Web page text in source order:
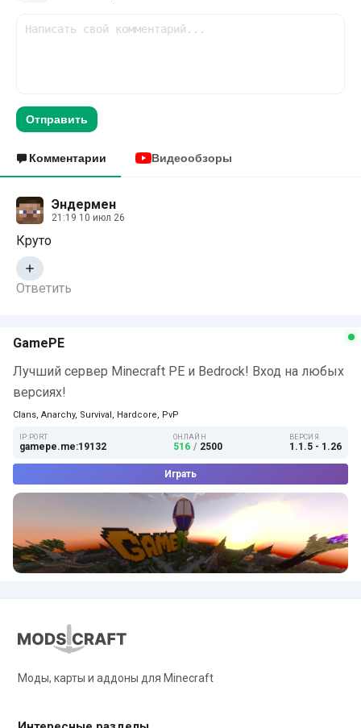
Отправить
Комментарии Видеообзоры
Эндермен
21:19 10 июл 26
Круто
Ответить
GamePE
Лучший сервер Minecraft PE и Bedrock! Вход на любых
версиях!
Clans, Anarchy, Survival, Hardcore, PvP
IP:PORT
gamepe.me:19132
ОНЛАЙН
516 / 2500
ВЕРСИЯ
1.1.5 - 1.26
Играть
Моды, карты и аддоны для Minecraft